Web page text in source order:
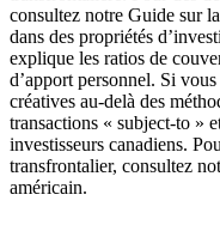
consultez notre Guide sur
dans des propriétés
explique les ratios de
d’apport personnel. Si
créatives au-delà des
transactions « subject-to »
investisseurs canadiens.
transfrontalier, consultez
américain.